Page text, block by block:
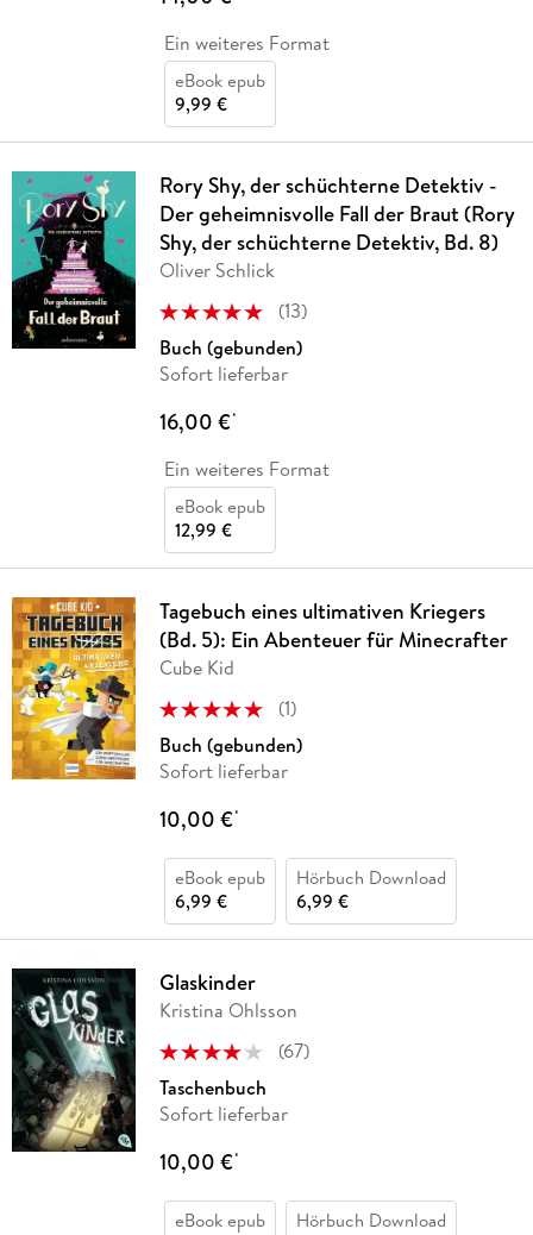
Ein weiteres Format
eBook epub
9,99 €
Rory Shy, der schüchterne Detektiv -
Der geheimnisvolle Fall der Braut (Rory
Shy, der schüchterne Detektiv, Bd. 8)
Oliver Schlick
(13)
Buch (gebunden)
Sofort lieferbar
16,00 €*
Ein weiteres Format
eBook epub
12,99 €
Tagebuch eines ultimativen Kriegers
(Bd. 5): Ein Abenteuer für Minecrafter
Cube Kid
(1)
Buch (gebunden)
Sofort lieferbar
10,00 €*
eBook epub
6,99 €
Hörbuch Download
6,99 €
Glaskinder
Kristina Ohlsson
(67)
Taschenbuch
Sofort lieferbar
10,00 €*
eBook epub
Hörbuch Download